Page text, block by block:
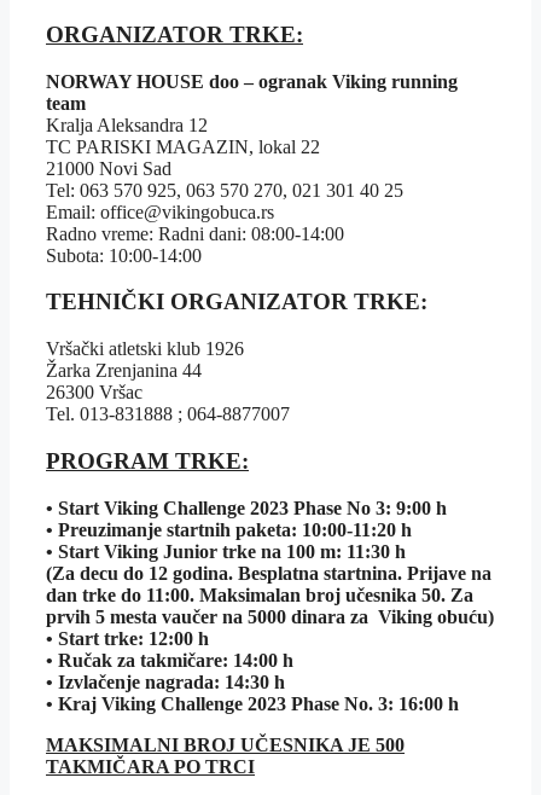
ORGANIZATOR TRKE:
NORWAY HOUSE doo – ogranak Viking running
team
Kralja Aleksandra 12
TC PARISKI MAGAZIN, lokal 22
21000 Novi Sad
Tel: 063 570 925, 063 570 270, 021 301 40 25
Email: office@vikingobuca.rs
Radno vreme: Radni dani: 08:00-14:00
Subota: 10:00-14:00
TEHNIČKI ORGANIZATOR TRKE:
Vršački atletski klub 1926
Žarka Zrenjanina 44
26300 Vršac
Tel. 013-831888 ; 064-8877007
PROGRAM TRKE:
• Start Viking Challenge 2023 Phase No 3: 9:00 h
• Preuzimanje startnih paketa: 10:00-11:20 h
• Start Viking Junior trke na 100 m: 11:30 h
(Za decu do 12 godina. Besplatna startnina. Prijave na
dan trke do 11:00. Maksimalan broj učesnika 50. Za
prvih 5 mesta vaučer na 5000 dinara za Viking obuću)
• Start trke: 12:00 h
• Ručak za takmičare: 14:00 h
• Izvlačenje nagrada: 14:30 h
• Kraj Viking Challenge 2023 Phase No. 3: 16:00 h
MAKSIMALNI BROJ UČESNIKA JE 500
TAKMIČARA PO TRCI